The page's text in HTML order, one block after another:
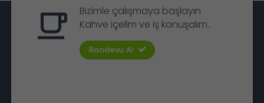
Bizimle çalışmaya başlayın
Kahve içelim ve iş konuşalım..
Randevu Al